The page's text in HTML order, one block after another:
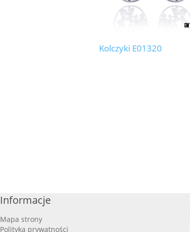
Kolczyki E01320
Informacje
Mapa strony
Polityka prywatności